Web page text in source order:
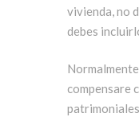
vivienda, no
debes
compensare